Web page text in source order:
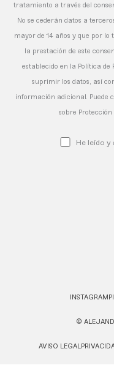
tratamiento a través del
No se cederán datos a
mayor de 14 años y que por
la prestación de este
establecido en la Política de
suprimir los datos, así
información adicional. Puede
sobre
He leído y
INSTAGRAM
©
AVISO LEGAL